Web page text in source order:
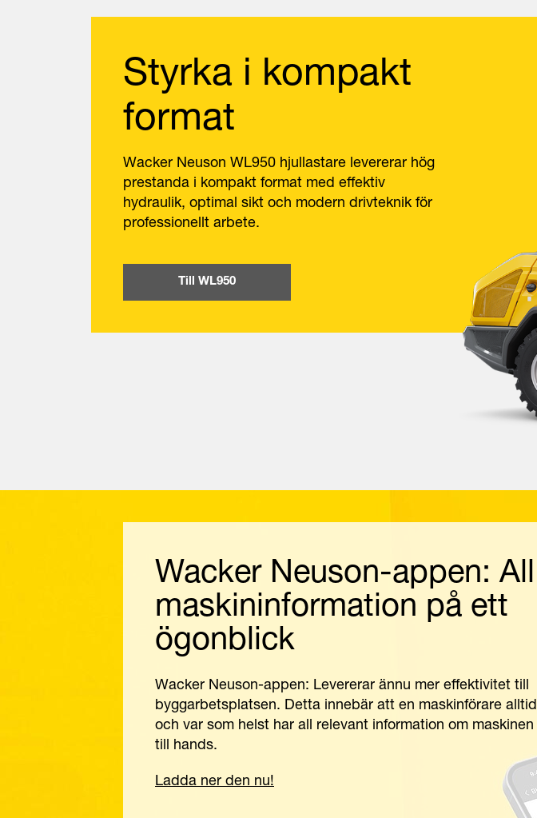
Styrka i kompakt
format
Wacker Neuson WL950 hjullastare levererar hög
prestanda i kompakt format med effektiv
hydraulik, optimal sikt och modern drivteknik för
professionellt arbete.
Till WL950
Wacker Neuson-appen: All
maskininformation på ett
ögonblick
Wacker Neuson-appen: Levererar ännu mer effektivitet till
byggarbetsplatsen. Detta innebär att en maskinförare alltid
och var som helst har all relevant information om maskinen
till hands.
Ladda ner den nu!